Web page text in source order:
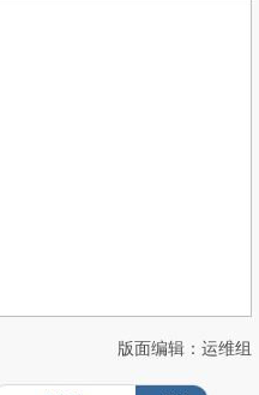
版面编辑：运维组